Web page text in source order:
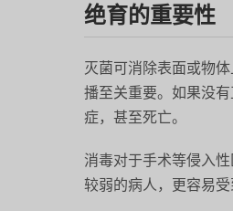
绝育的重要性
灭菌可消除表面或物
播至关重要。如果没
症，甚至死亡。
消毒对于手术等侵入
较弱的病人，更容易